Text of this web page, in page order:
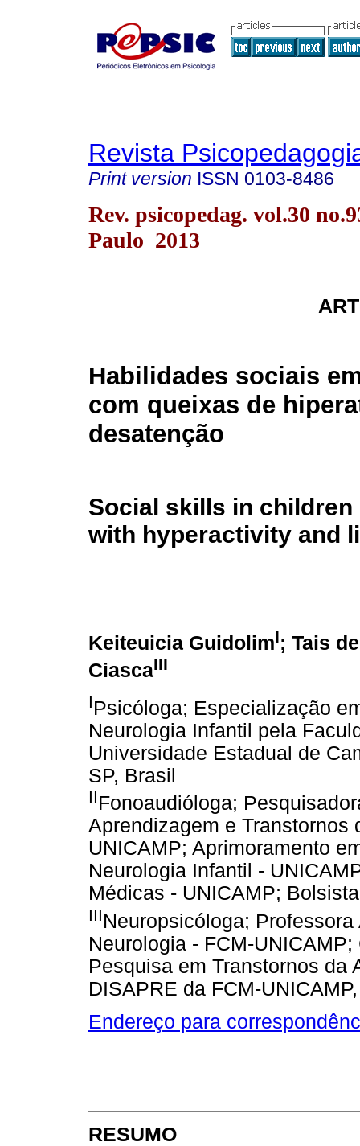
Revista
Print version ISSN 0103-8486
Rev. psicopedag. vol.30
Paulo 2013
Habilidades sociais
com queixas de
desatenção
Social skills in children
with hyperactivity and
Keiteuicia GuidolimI; Tais
CiascaIII
IPsicóloga; Especialização
Neurologia Infantil pela
Universidade Estadual de
SP, Brasil
IIFonoaudióloga;
Aprendizagem e Transtornos
UNICAMP; Aprimoramento
Neurologia Infantil -
Médicas - UNICAMP;
IIINeuropsicóloga;
Neurologia - FCM-
Pesquisa em Transtornos da
DISAPRE da FCM-
Endereço para
RESUMO